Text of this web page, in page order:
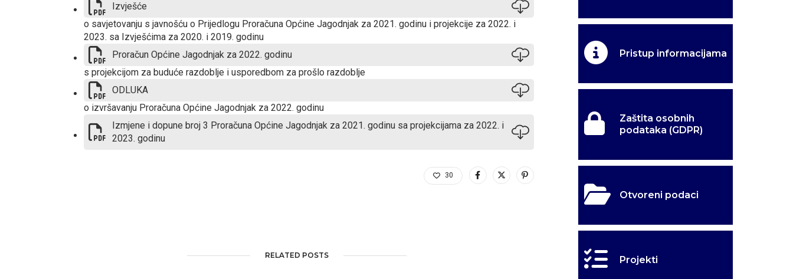
Izvješće
o savjetovanju s javnošću o Prijedlogu Proračuna Općine Jagodnjak za 2021. godinu i projekcije za 2022. i
2023. sa Izvješćima za 2020. i 2019. godinu
Proračun Općine Jagodnjak za 2022. godinu
s projekcijom za buduće razdoblje i usporedbom za prošlo razdoblje
ODLUKA
o izvršavanju Proračuna Općine Jagodnjak za 2022. godinu
Izmjene i dopune broj 3 Proračuna Općine Jagodnjak za 2021. godinu sa projekcijama za 2022. i
2023. godinu
30
RELATED POSTS
Pristup informacijama
Zaštita osobnih
podataka (GDPR)
Otvoreni podaci
Projekti